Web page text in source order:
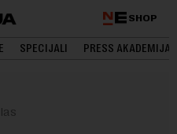
SHOP
SPECIJALI PRESS AKADEMIJA